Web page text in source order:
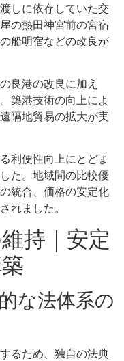
しに依存していた交
の熱田神宮前の宮宿
船明宿などの改良が
良港の改良に加え
築港技術の向上によ
隔地貿易の拡大が実
利便性向上にとどま
た。地域間の比較優
統合、価格の安定化
れました。
持｜安定
な法体系の
るため、独自の法典